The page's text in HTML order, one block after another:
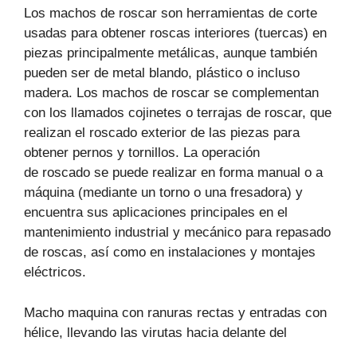
Los machos de roscar son herramientas de corte
usadas para obtener roscas interiores (tuercas) en
piezas principalmente metálicas, aunque también
pueden ser de metal blando, plástico o incluso
madera. Los machos de roscar se complementan
con los llamados cojinetes o terrajas de roscar, que
realizan el roscado exterior de las piezas para
obtener pernos y tornillos. La operación
de roscado se puede realizar en forma manual o a
máquina (mediante un torno o una fresadora) y
encuentra sus aplicaciones principales en el
mantenimiento industrial y mecánico para repasado
de roscas, así como en instalaciones y montajes
eléctricos.
Macho maquina con ranuras rectas y entradas con
hélice, llevando las virutas hacia delante del